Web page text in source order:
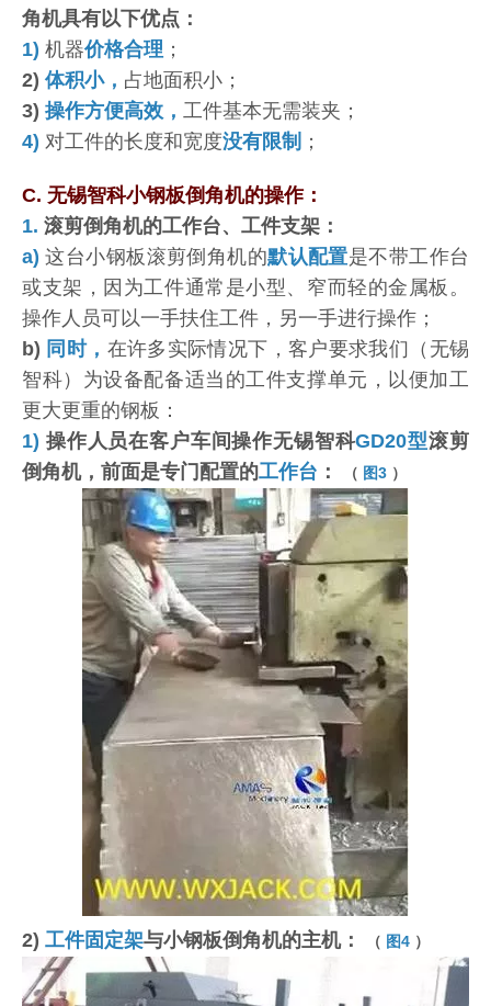
角机具有以下优点：
1) 机器价格合理 ；
2) 体积小， 占地面积小；
3) 操作方便高效， 工件基本无需装夹；
4) 对工件的长度和宽度没有限制 ；
C. 无锡智科小钢板倒角机的操作：
1. 滚剪倒角机的工作台、工件支架：
a)这台小钢板滚剪倒角机的默认配置是不带工作台
或支架，因为工件通常是小型、窄而轻的金属板。
操作人员可以一手扶住工件，另一手进行操作；
b) 同时， 在许多实际情况下，客户要求我们（无锡
智科）为设备配备适当的工件支撑单元，以便加工
更大更重的钢板：
1) 操作人员在客户车间操作无锡智科GD20型滚剪
倒角机，前面是专门配置的工作台 ： （ 图3 ）
2) 工件固定架与小钢板倒角机的主机： （ 图4 ）